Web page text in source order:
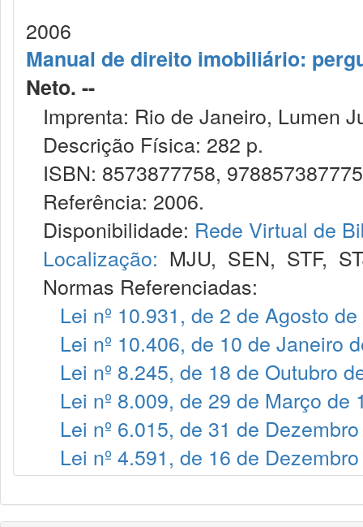
2006
Manual de direito imobiliário:
Neto. --
Imprenta: Rio de Janeiro, Lumen
Descrição Física: 282 p.
ISBN: 8573877758,
Referência: 2006.
Disponibilidade: Rede Virtual de
Localização: MJU, SEN, STF,
Normas Referenciadas:
Lei nº 10.931, de 2 de Agosto
Lei nº 10.406, de 10 de Janeiro
Lei nº 8.245, de 18 de Outubro
Lei nº 8.009, de 29 de Março de
Lei nº 6.015, de 31 de
Lei nº 4.591, de 16 de